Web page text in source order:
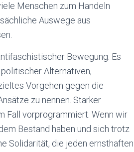
Menschen zum Handeln
Auswege aus
Bewegung. Es
Alternativen,
Vorgehen gegen die
zu nennen. Starker
Fall vorprogrammiert. Wenn wir
Bestand haben und sich trotz
Solidarität, die jeden ernsthaften